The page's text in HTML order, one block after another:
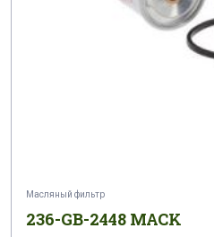
Масляный фильтр
236-GB-2448 MACK